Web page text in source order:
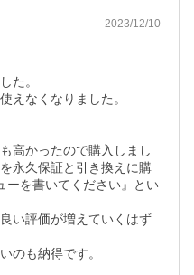
2023/12/10
た。
えなくなりました。
高かったので購入しまし
永久保証と引き換えに購
ーを書いてください』とい
い評価が増えていくはず
のも納得です。